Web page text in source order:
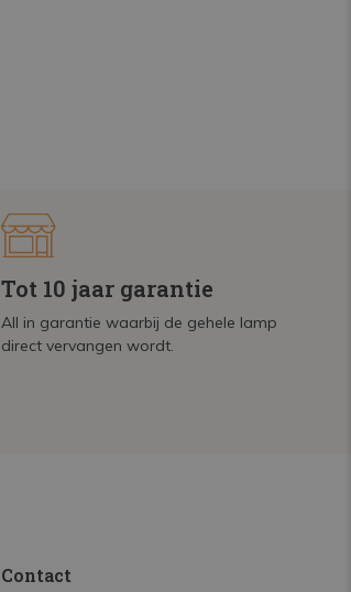
Tot 10 jaar garantie
All in garantie waarbij de gehele lamp
direct vervangen wordt.
Contact